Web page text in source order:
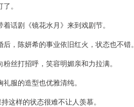
。
话剧《镜花水月》来到戏剧节。
，陈妍希的事业依旧红火，状态也不错。
丝打招呼，笑容明媚亲和力拉满。
服的造型也优雅清纯。
这样的状态很难不让人羡慕。